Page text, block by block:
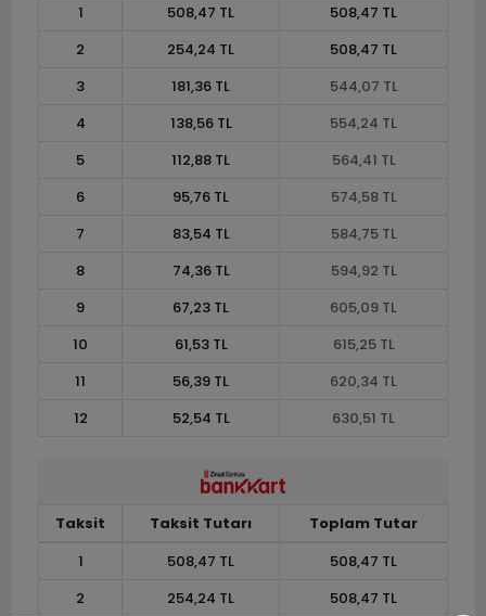
1
508,47 TL
508,47 TL
2
254,24 TL
508,47 TL
3
181,36 TL
544,07 TL
4
138,56 TL
554,24 TL
5
112,88 TL
564,41 TL
6
95,76 TL
574,58 TL
7
83,54 TL
584,75 TL
8
74,36 TL
594,92 TL
9
67,23 TL
605,09 TL
10
61,53 TL
615,25 TL
11
56,39 TL
620,34 TL
12
52,54 TL 630,51 TL
Taksit Taksit Tutarı
Toplam Tutar
1
508,47 TL
508,47 TL
2
254,24 TL
508,47 TL